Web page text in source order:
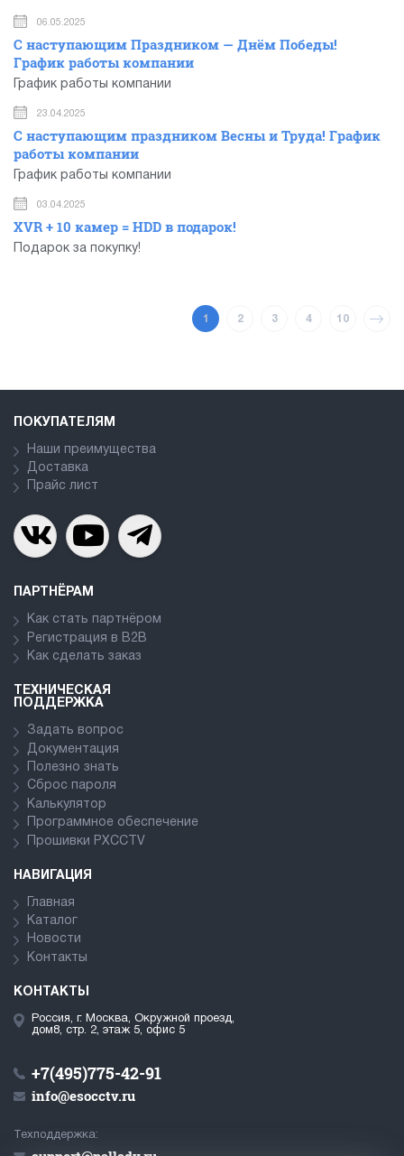
06.05.2025
С наступающим Праздником — Днём Победы!
График работы компании
График работы компании
23.04.2025
C наступающим праздником Весны и Труда! График
работы компании
График работы компании
03.04.2025
XVR + 10 камер = HDD в подарок!
Подарок за покупку!
1 2 3 4 10
ПОКУПАТЕЛЯМ
Наши преимущества
Доставка
Прайс лист
ПАРТНЁРАМ
Как стать партнёром
Регистрация в В2В
Как сделать заказ
ТЕХНИЧЕСКАЯ
ПОДДЕРЖКА
Задать вопрос
Документация
Полезно знать
Сброс пароля
Калькулятор
Программное обеспечение
Прошивки PXCCTV
НАВИГАЦИЯ
Главная
Каталог
Новости
Контакты
КОНТАКТЫ
Россия, г. Москва, Окружной проезд,
дом8, стр. 2, этаж 5, офис 5
+7(495)775-42-91
info@esocctv.ru
Техподдержка: